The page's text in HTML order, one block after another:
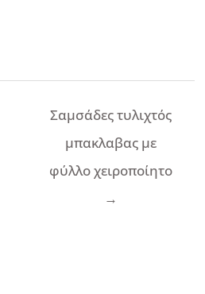
Σαμσάδες τυλιχτός
μπακλαβας με
φύλλο χειροποίητο
→